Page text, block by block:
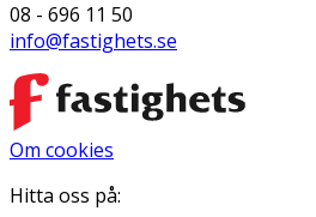
08 - 696 11 50
info@fastighets.se
Om cookies
Hitta oss på: